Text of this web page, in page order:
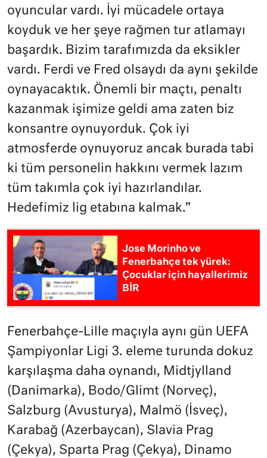
oyuncular vardı. İyi mücadele ortaya
koyduk ve her şeye rağmen tur atlamayı
başardık. Bizim tarafımızda da eksikler
vardı. Ferdi ve Fred olsaydı da aynı şekilde
oynayacaktık. Önemli bir maçtı, penaltı
kazanmak işimize geldi ama zaten biz
konsantre oynuyorduk. Çok iyi
atmosferde oynuyoruz ancak burada tabi
ki tüm personelin hakkını vermek lazım
tüm takımla çok iyi hazırlandılar.
Hedefimiz lig etabına kalmak.”
Jose Morinho ve
Fenerbahçe tek yürek:
Çocuklar için hayallerimiz
BİR
Fenerbahçe-Lille maçıyla aynı gün UEFA
Şampiyonlar Ligi 3. eleme turunda dokuz
karşılaşma daha oynandı, Midtjylland
(Danimarka), Bodo/Glimt (Norveç),
Salzburg (Avusturya), Malmö (İsveç),
Karabağ (Azerbaycan), Slavia Prag
(Çekya), Sparta Prag (Çekya), Dinamo